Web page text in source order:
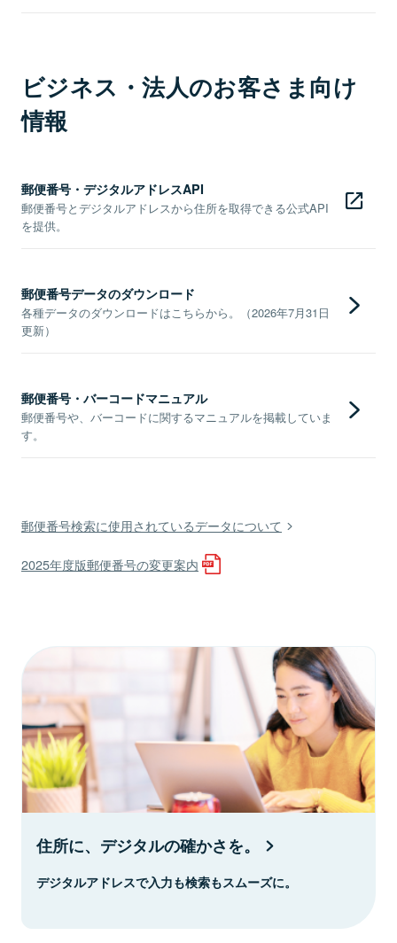
ビジネス・法人のお客さま向け
情報
郵便番号・デジタルアドレスAPI
郵便番号とデジタルアドレスから住所を取得できる公式API
を提供。
郵便番号データのダウンロード
各種データのダウンロードはこちらから。（2026年7月31日
更新）
郵便番号・バーコードマニュアル
郵便番号や、バーコードに関するマニュアルを掲載していま
す。
郵便番号検索に使用されているデータについて
2025年度版郵便番号の変更案内
住所に、デジタルの確かさを。
デジタルアドレスで入力も検索もスムーズに。